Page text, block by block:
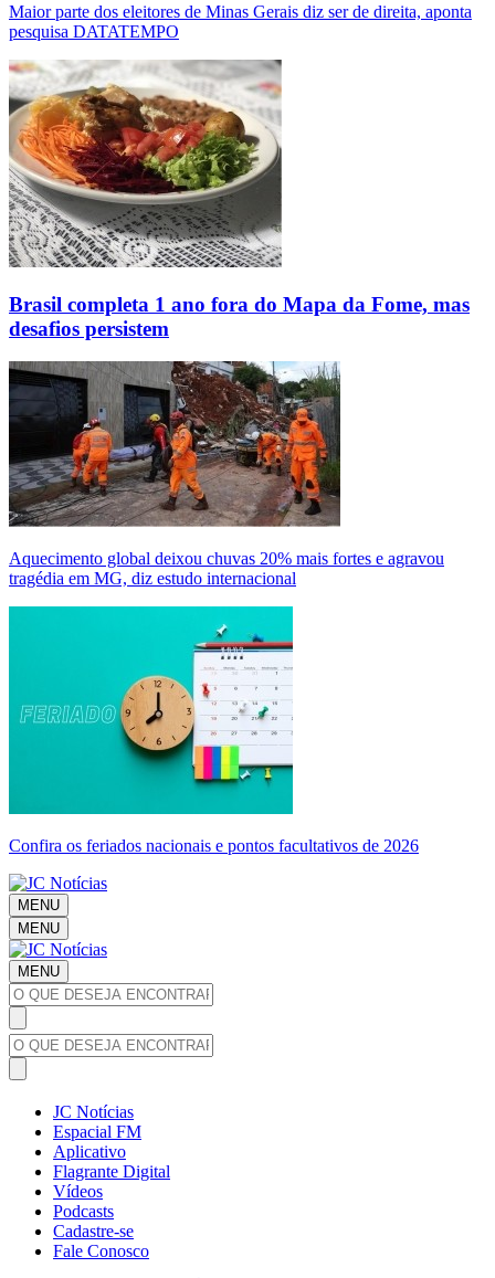
Maior parte dos eleitores de Minas Gerais diz ser de direita, aponta
pesquisa DATATEMPO
Brasil completa 1 ano fora do Mapa da Fome, mas
desafios persistem
Aquecimento global deixou chuvas 20% mais fortes e agravou
tragédia em MG, diz estudo internacional
Confira os feriados nacionais e pontos facultativos de 2026
MENU
MENU
MENU
JC Notícias
Espacial FM
Aplicativo
Flagrante Digital
Vídeos
Podcasts
Cadastre-se
Fale Conosco